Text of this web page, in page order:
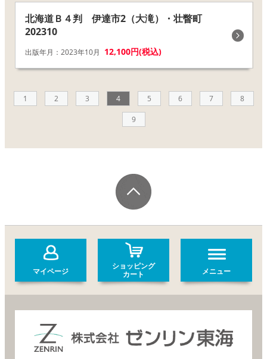
北海道Ｂ４判 伊達市2（大滝）・壮瞥町
202310
出版年月：2023年10月 12,100円(税込)
1 2 3 4 5 6 7 8
9
マイページ
ショッピング
カート
メニュー